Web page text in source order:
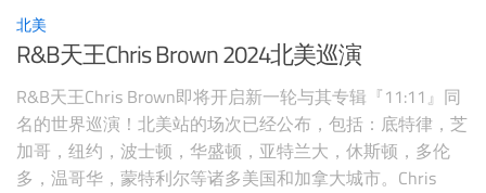
北美
R&B天王Chris Brown 2024北美巡演
R&B天王Chris Brown即将开启新一轮与其专辑『11:11』同
名的世界巡演！北美站的场次已经公布，包括：底特律，芝
加哥，纽约，波士顿，华盛顿，亚特兰大，休斯顿，多伦
多，温哥华，蒙特利尔等诸多美国和加拿大城市。Chris